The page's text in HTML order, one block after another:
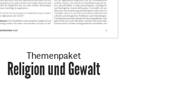
Themenpaket
:
Religion und Gewalt